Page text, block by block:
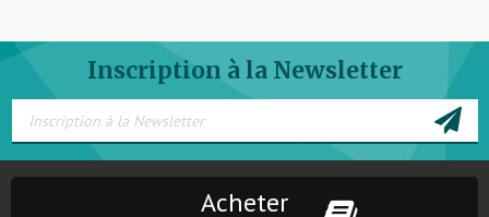
Inscription à la Newsletter
Acheter